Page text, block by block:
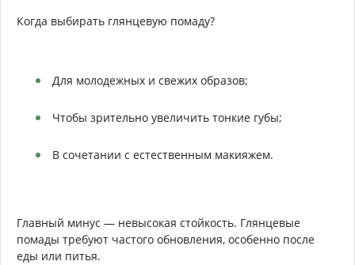
Когда выбирать глянцевую помаду?
Для молодежных и свежих образов;
Чтобы зрительно увеличить тонкие губы;
В сочетании с естественным макияжем.
Главный минус — невысокая стойкость. Глянцевые
помады требуют частого обновления, особенно после
еды или питья.